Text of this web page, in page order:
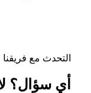
التحدث مع فريقنا
أي سؤال؟